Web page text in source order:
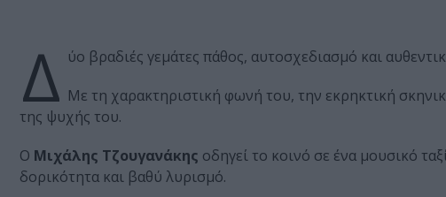
Δ ύο βραδιές γεμάτες πάθος, αυτοσχεδιασμό και
Με τη χαρακτηριστική φωνή του, την εκρηκτική
της ψυχής του.
Ο Μιχάλης Τζουγανάκης οδηγεί το κοινό σε ένα μουσικό
δορικότητα και βαθύ λυρισμό.